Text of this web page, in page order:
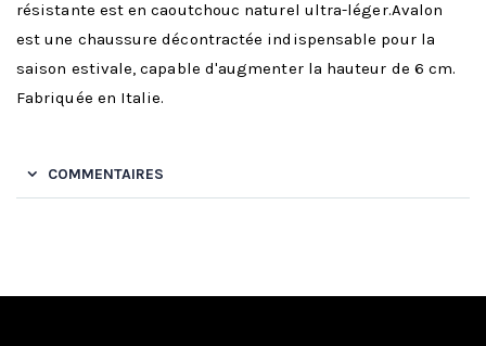
résistante est en caoutchouc naturel ultra-léger.Avalon
est une chaussure décontractée indispensable pour la
saison estivale, capable d'augmenter la hauteur de 6 cm.
Fabriquée en Italie.
COMMENTAIRES